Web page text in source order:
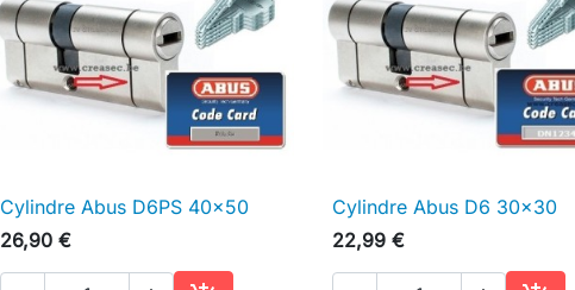
 Aperçu rapide
Cylindre Abus D6PS 40x50
26,90 €
 Aperçu rapide
Cylindre Abus D6 30x30
22,99 €